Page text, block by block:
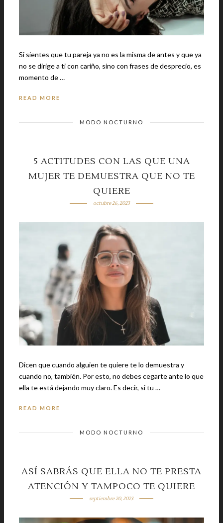
Si sientes que tu pareja ya no es la misma de antes y que ya
no se dirige a ti con cariño, sino con frases de desprecio, es
momento de …
READ MORE
MODO NOCTURNO
5 ACTITUDES CON LAS QUE UNA
MUJER TE DEMUESTRA QUE NO TE
QUIERE
octubre 26, 2023
Dicen que cuando alguien te quiere te lo demuestra y
cuando no, también. Por esto, no debes cegarte ante lo que
ella te está dejando muy claro. Es decir, si tu …
READ MORE
MODO NOCTURNO
ASÍ SABRÁS QUE ELLA NO TE PRESTA
ATENCIÓN Y TAMPOCO TE QUIERE
septiembre 20, 2023